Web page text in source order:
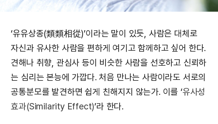
‘유유상종(類類相從)’이라는 말이 있듯, 사람은 대체로
자신과 유사한 사람을 편하게 여기고 함께하고 싶어 한다.
견해나 취향, 관심사 등이 비슷한 사람을 선호하고 신뢰하
는 심리는 본능에 가깝다. 처음 만나는 사람이라도 서로의
공통분모를 발견하면 쉽게 친해지지 않는가. 이를 ‘유사성
효과(Similarity Effect)’라 한다.